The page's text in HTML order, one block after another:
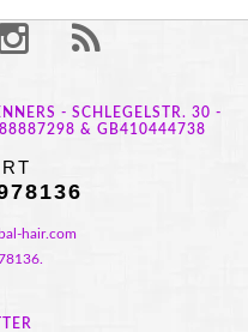
- SCHLEGELSTR. 30 -
& GB410444738
hair.com